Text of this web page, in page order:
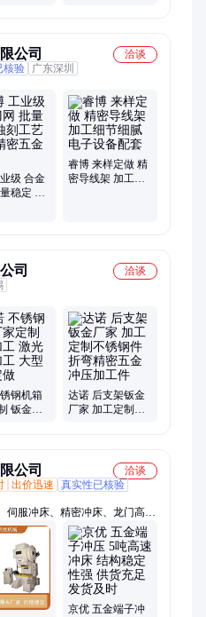
公司
洽谈
核验
广东深圳
级 合金
稳定 蚀
睿博 来样定做 精
密导线架 加工细
司
洽谈
钢机箱
钣金加
达诺 后支架钣金
厂家 加工定制不
公司
洽谈
出价迅速
真实性已核验
伺服冲床、精密冲床、龙门高速
京优 五金端子冲